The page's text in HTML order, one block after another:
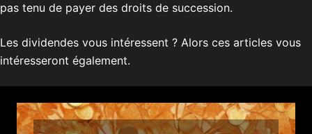
pas tenu de payer des droits de succession.
Les dividendes vous intéressent ? Alors ces articles vous
intéresseront également.